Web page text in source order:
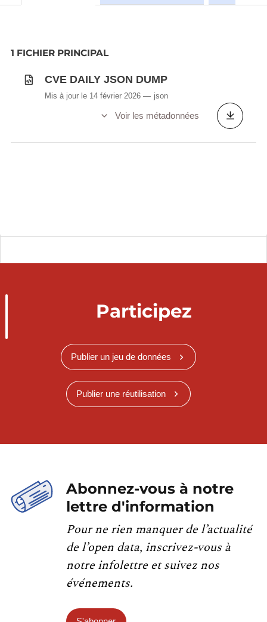
1 FICHIER PRINCIPAL
CVE DAILY JSON DUMP
Mis à jour le 14 février 2026 json
Voir les métadonnées
Participez
Publier un jeu de données
Publier une réutilisation
Abonnez-vous à notre
lettre d'information
Pour ne rien manquer de l’actualité
de l’open data, inscrivez-vous à
notre infolettre et suivez nos
événements.